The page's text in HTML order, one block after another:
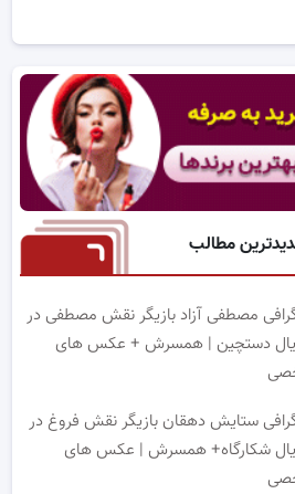
مطالب
مصطفی آزاد بازیگر نقش مصطفی در
دستچین | همسرش + عکس های
ستایش دهقان بازیگر نقش فروغ در
شکارگاه+ همسرش | عکس های